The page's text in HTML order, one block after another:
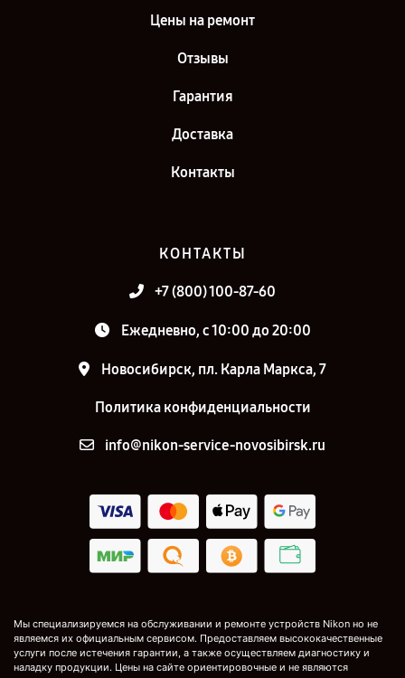
Цены на ремонт
Отзывы
Гарантия
Доставка
Контакты
КОНТАКТЫ
+7 (800) 100-87-60
Ежедневно, с 10:00 до 20:00
Новосибирск, пл. Карла Маркса, 7
Политика конфиденциальности
info@nikon-service-novosibirsk.ru
Мы специализируемся на обслуживании и ремонте устройств Nikon но не
являемся их официальным сервисом. Предоставляем высококачественные
услуги после истечения гарантии, а также осуществляем диагностику и
наладку продукции. Цены на сайте ориентировочные и не являются